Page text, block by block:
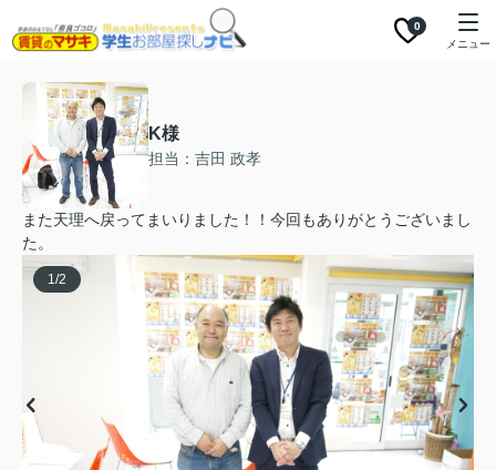
0
メニュー
K様
担当：吉田 政孝
また天理へ戻ってまいりました！！今回もありがとうございまし
た。
1/2